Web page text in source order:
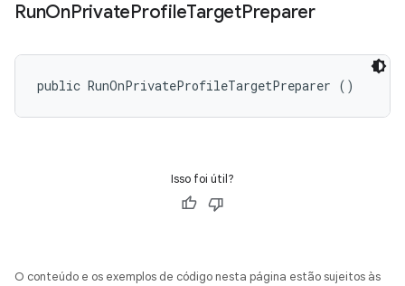
RunOnPrivateProfileTargetPreparer
public RunOnPrivateProfileTargetPreparer ()
Isso foi útil?
O conteúdo e os exemplos de código nesta página estão sujeitos às